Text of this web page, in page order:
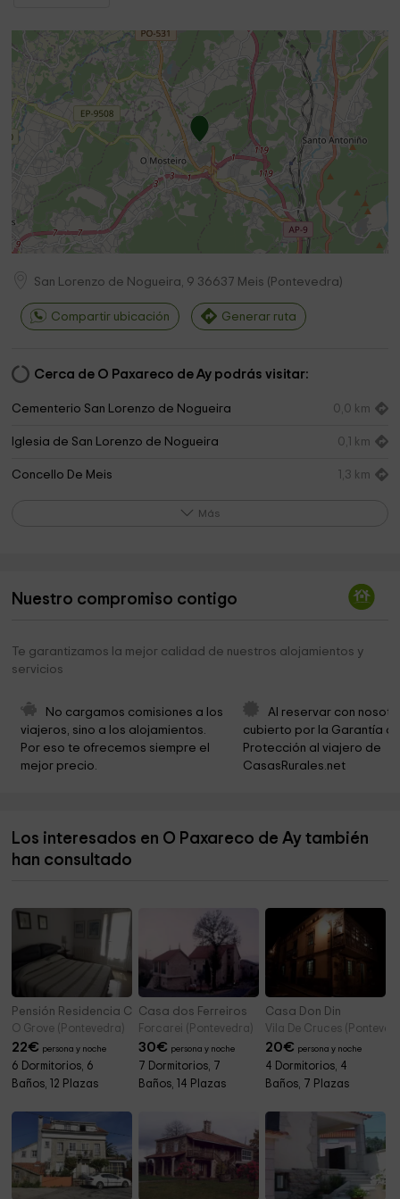
San Lorenzo de Nogueira, 9 36637 Meis ( Pontevedra)
Compartir ubicación Generar ruta
Cerca de O Paxareco de Ay podrás visitar:
Cementerio San Lorenzo de Nogueira 0,0 km
Iglesia de San Lorenzo de Nogueira 0,1 km
Concello De Meis 1,3 km
Pazo de La Saleta 2,3 km
Iglesia de San Vicente de Nogueira
Villaverde
Ermida de San Gregorio
Igrexa de San Xián de Romai 3,0 km
Igrexa de San Fins de Lois 3,1 km
Más
Nuestro compromiso contigo
Te garantizamos la mejor calidad de nuestros alojamientos y
servicios
No cargamos comisiones a los
viajeros, sino a los alojamientos.
Por eso te ofrecemos siempre el
mejor precio.
Al reservar con
cubierto por la Garantía
Protección al viajero de
CasasRurales.net
Los interesados en O Paxareco de Ay también
han consultado
Pensión Residencia Chiquilla
O Grove (Pontevedra)
22€ persona y noche
6 Dormitorios, 6
Baños, 12 Plazas
Casa dos Ferreiros
Forcarei (Pontevedra)
30€ persona y noche
7 Dormitorios, 7
Baños, 14 Plazas
Casa Don Din
Vila De Cruces
20€ persona y noche
4 Dormitorios, 4
Baños, 7 Plazas